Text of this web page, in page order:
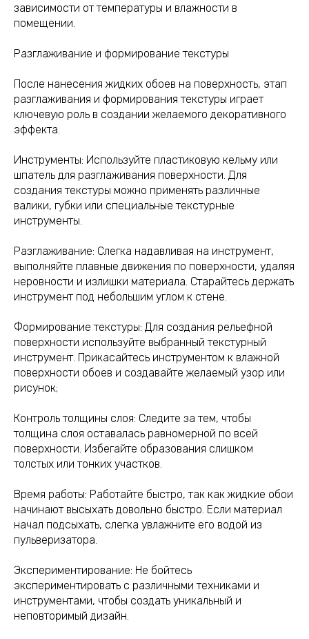
зависимости от температуры и влажности в
помещении.
Разглаживание и формирование текстуры
После нанесения жидких обоев на поверхность, этап
разглаживания и формирования текстуры играет
ключевую роль в создании желаемого декоративного
эффекта.
Инструменты: Используйте пластиковую кельму или
шпатель для разглаживания поверхности. Для
создания текстуры можно применять различные
валики, губки или специальные текстурные
инструменты.
Разглаживание: Слегка надавливая на инструмент,
выполняйте плавные движения по поверхности, удаляя
неровности и излишки материала. Старайтесь держать
инструмент под небольшим углом к стене.
Формирование текстуры: Для создания рельефной
поверхности используйте выбранный текстурный
инструмент. Прикасайтесь инструментом к влажной
поверхности обоев и создавайте желаемый узор или
рисунок;
Контроль толщины слоя: Следите за тем, чтобы
толщина слоя оставалась равномерной по всей
поверхности. Избегайте образования слишком
толстых или тонких участков.
Время работы: Работайте быстро, так как жидкие обои
начинают высыхать довольно быстро. Если материал
начал подсыхать, слегка увлажните его водой из
пульверизатора.
Экспериментирование: Не бойтесь
экспериментировать с различными техниками и
инструментами, чтобы создать уникальный и
неповторимый дизайн.